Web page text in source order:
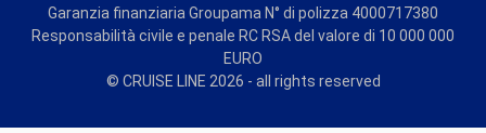
Garanzia finanziaria Groupama N° di polizza 4000717380
Responsabilità civile e penale RC RSA del valore di 10 000 000
EURO
© CRUISE LINE 2026 - all rights reserved